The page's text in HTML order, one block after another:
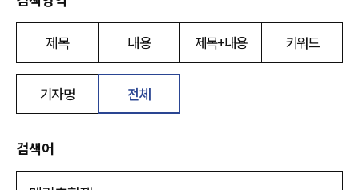
제목 내용 제목+내용 키워드
기자명 전체
검색어